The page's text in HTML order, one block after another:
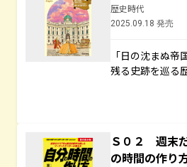
歴史時代
2025.09.18 発売
「日の沈まぬ
残る史跡を巡る
Ｓ０２ 週末
の時間の作り